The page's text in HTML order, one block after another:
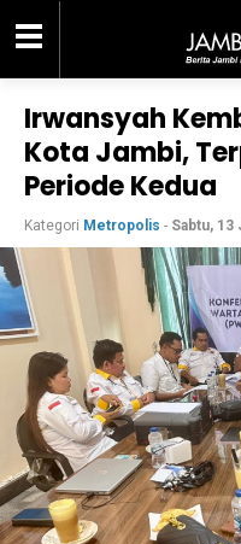
Irwansyah
Kota Jambi,
Periode Kedua
Kategori Metropolis - Sabtu, 13